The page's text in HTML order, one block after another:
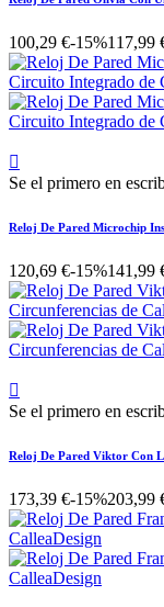
100,29 €-15%117,99

Se el primero en
Reloj De Pared Microchip
120,69 €-15%141,99

Se el primero en
Reloj De Pared Viktor Con
173,39 €-15%203,99